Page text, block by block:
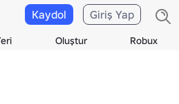
Oluştur Robux
Kaydol Giriş Yap